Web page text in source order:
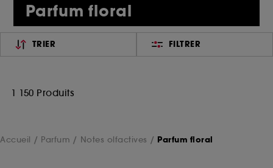
Parfum floral
TRIER FILTRER
1 150 Produits
Accueil Parfum Notes olfactives Parfum floral